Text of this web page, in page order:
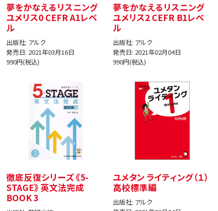
夢をかなえるリスニング
ユメリス0 CEFR A1レベ
ル
出版社: アルク
発売日: 2021年03月16日
990円(税込)
夢をかなえるリスニング
ユメリス2 CEFR B1レベ
ル
出版社: アルク
発売日: 2021年02月04日
990円(税込)
徹底反復シリーズ 《5-
STAGE》 英文法完成
BOOK 3
ユメタン ライティング（１）
高校標準編
出版社: アルク